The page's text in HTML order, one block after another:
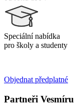
Speciální nabídka
pro školy a studenty
Objednat předplatné
Partneři Vesmíru